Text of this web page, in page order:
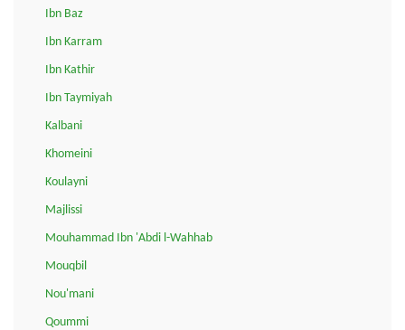
Ibn Baz
Ibn Karram
Ibn Kathir
Ibn Taymiyah
Kalbani
Khomeini
Koulayni
Majlissi
Mouhammad Ibn 'Abdi l-Wahhab
Mouqbil
Nou'mani
Qoummi